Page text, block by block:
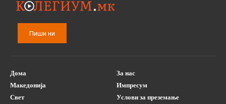
Пиши ни
Дома
Македонија
Свет
За нас
Импресум
Услови за преземање